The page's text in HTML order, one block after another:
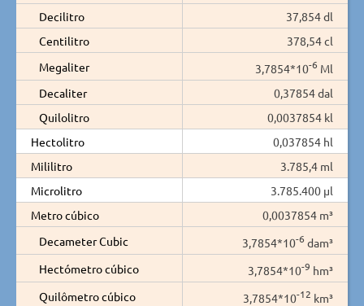
Decilitro
37,854 dl
Centilitro
378,54 cl
Megaliter
3,7854*10-6 Ml
Decaliter
0,37854 dal
Quilolitro
0,0037854 kl
Hectolitro
0,037854 hl
Mililitro
3.785,4 ml
Microlitro
3.785.400 µl
Metro cúbico
0,0037854 m³
Decameter Cubic
3,7854*10-6 dam³
Hectómetro cúbico
3,7854*10-9 hm³
Quilômetro cúbico
3,7854*10-12 km³